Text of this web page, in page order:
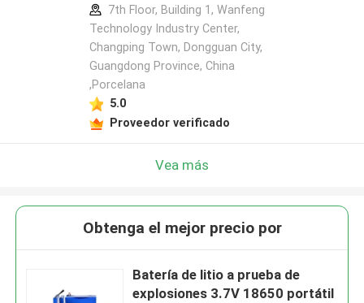
7th Floor, Building 1, Wanfeng
Technology Industry Center,
Changping Town, Dongguan City,
Guangdong Province, China
,Porcelana
5.0
Proveedor verificado
Vea más
Obtenga el mejor precio por
Batería de litio a prueba de
explosiones 3.7V 18650 portátil